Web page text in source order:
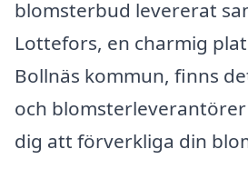
blomsterbud levererat
Lottefors, en charmig
Bollnäs kommun, finns
och
dig att förverkliga din